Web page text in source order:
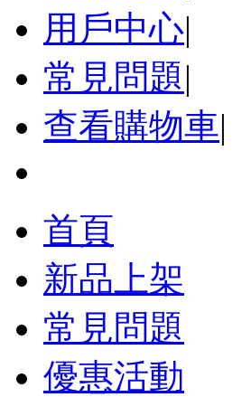
用戶中心|
常見問題|
查看購物車|
首頁
新品上架
常見問題
優惠活動